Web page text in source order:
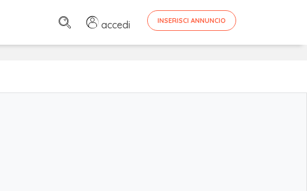
accedi INSERISCI ANNUNCIO